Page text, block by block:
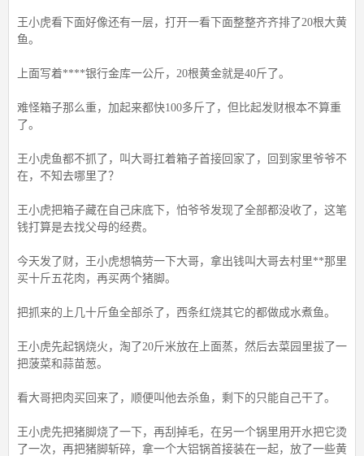
王小虎看下面好像还有一层，打开一看下面整整齐齐排了20根大黄
鱼。
上面写着****银行金库一公斤，20根黄金就是40斤了。
难怪箱子那么重，加起来都快100多斤了，但比起发财根本不算重
了。
王小虎鱼都不抓了，叫大哥扛着箱子首接回家了，回到家里爷爷不
在，不知去哪里了？
王小虎把箱子藏在自己床底下，怕爷爷发现了全部都没收了，这笔
钱打算是去找父母的经费。
今天发了财，王小虎想犒劳一下大哥，拿出钱叫大哥去村里**那里
买十斤五花肉，再买两个猪脚。
把抓来的上几十斤鱼全部杀了，西条红烧其它的都做成水煮鱼。
王小虎先起锅烧火，淘了20斤米放在上面蒸，然后去菜园里拔了一
把菠菜和蒜苗葱。
看大哥把肉买回来了，顺便叫他去杀鱼，剩下的只能自己干了。
王小虎先把猪脚烧了一下，再刮掉毛，在另一个锅里用开水把它烫
了一次，再把猪脚斩碎，拿一个大铝锅首接装在一起，放了一些黄